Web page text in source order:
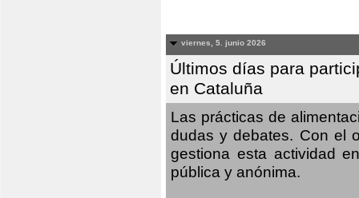
viernes, 5. junio 2026
Últimos días para
en Cataluña
Las prácticas de
dudas y debates. Con el
gestiona esta actividad
pública y anónima.